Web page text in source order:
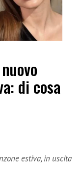
di cosa
estiva, in uscita